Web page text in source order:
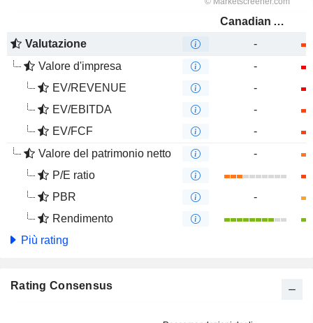
Canadian Apartment Properties Real Estate Investment Trust
Valutazione
-
Valore d'impresa
-
EV/REVENUE
-
EV/EBITDA
-
EV/FCF
-
Valore del patrimonio netto
-
P/E ratio
PBR
-
Rendimento
Più rating
Rating Consensus